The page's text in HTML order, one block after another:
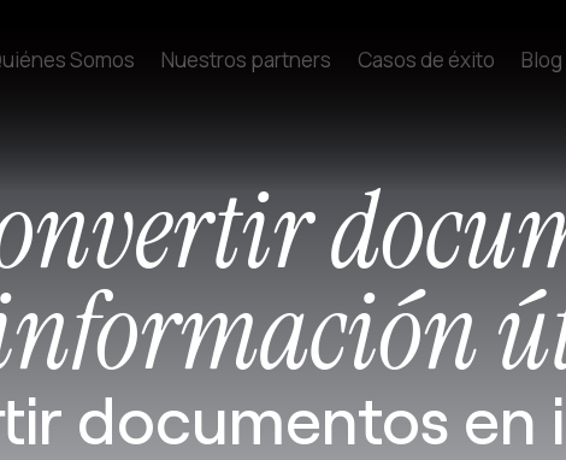
Somos Nuestros partners Casos de éxito Blog
documentos en